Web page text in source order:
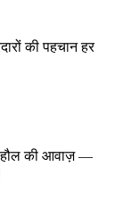
की पहचान हर
की आवाज़ —